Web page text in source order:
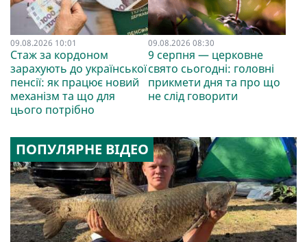
09.08.2026 10:01
Стаж за кордоном
зарахують до української
пенсії: як працює новий
механізм та що для
цього потрібно
09.08.2026 08:30
9 серпня — церковне
свято сьогодні: головні
прикмети дня та про що
не слід говорити
ПОПУЛЯРНЕ ВІДЕО